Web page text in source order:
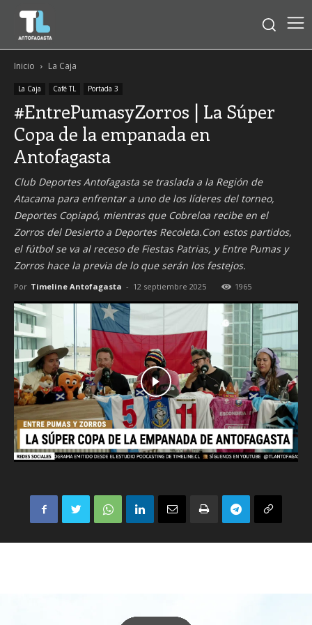
Inicio La Caja
La Caja Café TL Portada 3
#EntrePumasyZorros | La Súper
Copa de la empanada en
Antofagasta
Club Deportes Antofagasta se traslada a la Región de
Atacama para enfrentar a uno de los líderes del torneo,
Deportes Copiapó, mientras que Cobreloa recibe en el
Zorros del Desierto a Deportes Recoleta.Con estos partidos,
el fútbol se va al receso de Fiestas Patrias, y Entre Pumas y
Zorros hace la previa de lo que serán los festejos.
Por Timeline Antofagasta - 12 septiembre 2025 1965